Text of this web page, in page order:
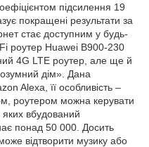
підсилення 19
покращені результати за
стає доступним у будь-
роутер Huawei B900-230
4G LTE роутер, але ще й
дім». Дана
Alexa, її особливість –
роутером можна керувати
вбудований
понад 50 000. Досить
відтворити музику або